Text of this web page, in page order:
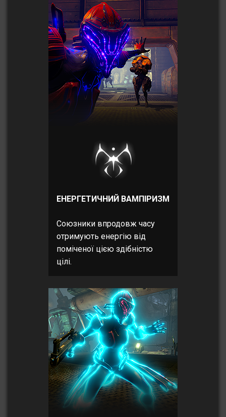
ЕНЕРГЕТИЧНИЙ ВАМПІРИЗМ
Союзники впродовж часу
отримують енергію від
поміченої цією здібністю
цілі.